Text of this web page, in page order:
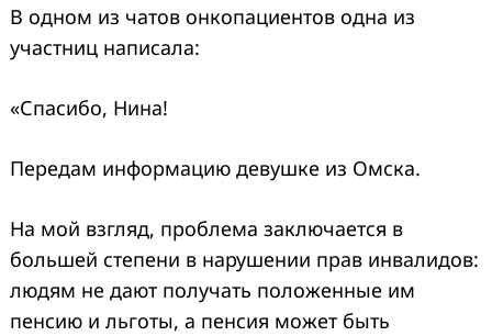
В одном из чатов онкопациентов одна из
участниц написала:
«Спасибо, Нина!
Передам информацию девушке из Омска.
На мой взгляд, проблема заключается в
большей степени в нарушении прав инвалидов:
людям не дают получать положенные им
пенсию и льготы, а пенсия может быть